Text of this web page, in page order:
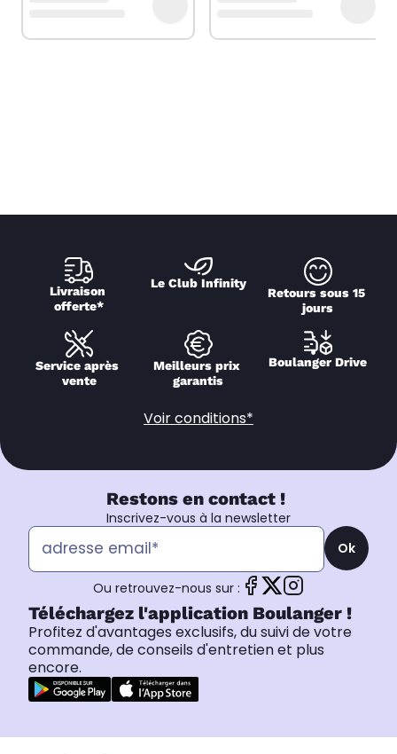
Livraison
offerte*
Le Club Infinity
Retours sous 15
jours
Service après
vente
Meilleurs prix
garantis
Boulanger Drive
Voir conditions*
Restons en contact !
Inscrivez-vous à la newsletter
Ok
Ou retrouvez-nous sur :
Téléchargez l'application Boulanger !
Profitez d'avantages exclusifs, du suivi de votre
commande, de conseils d'entretien et plus
encore.